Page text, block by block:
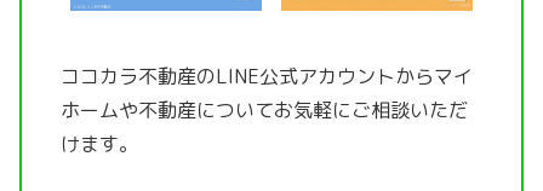
ココカラ不動産のLINE公式アカウントからマイ
ホームや不動産についてお気軽にご相談いただ
けます。